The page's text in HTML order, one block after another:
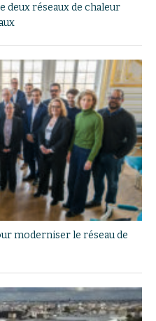
deux réseaux de chaleur
moderniser le réseau de